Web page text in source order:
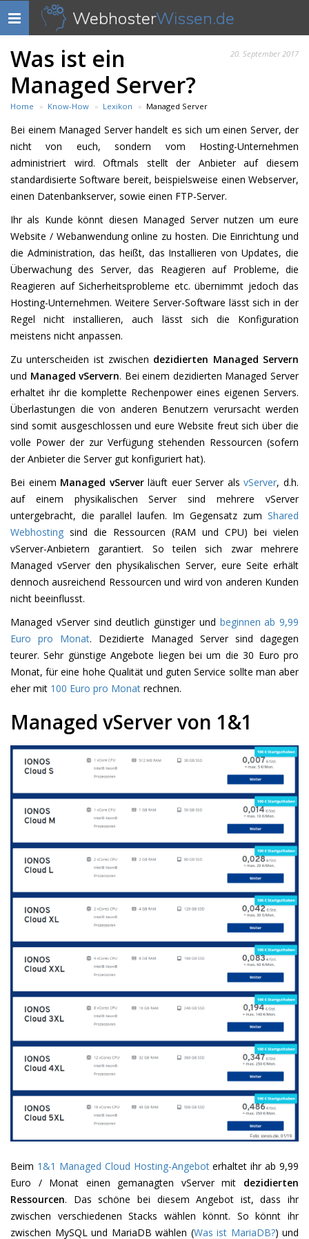
Navigation
anzeigen
WebhosterWissen.de
20. September 2017
Was ist ein
Managed Server?
Home Know-How Lexikon Managed Server
Bei einem Managed Server handelt es sich um einen Server, der
nicht von euch, sondern vom Hosting-Unternehmen
administriert wird. Oftmals stellt der Anbieter auf diesem
standardisierte Software bereit, beispielsweise einen Webserver,
einen Datenbankserver, sowie einen FTP-Server.
Ihr als Kunde könnt diesen Managed Server nutzen um eure
Website / Webanwendung online zu hosten. Die Einrichtung und
die Administration, das heißt, das Installieren von Updates, die
Überwachung des Server, das Reagieren auf Probleme, die
Reagieren auf Sicherheitsprobleme etc. übernimmt jedoch das
Hosting-Unternehmen. Weitere Server-Software lässt sich in der
Regel nicht installieren, auch lässt sich die Konfiguration
meistens nicht anpassen.
Zu unterscheiden ist zwischen dezidierten Managed Servern
und Managed vServern. Bei einem dezidierten Managed Server
erhaltet ihr die komplette Rechenpower eines eigenen Servers.
Überlastungen die von anderen Benutzern verursacht werden
sind somit ausgeschlossen und eure Website freut sich über die
volle Power der zur Verfügung stehenden Ressourcen (sofern
der Anbieter die Server gut konfiguriert hat).
Bei einem Managed vServerläuft euer Server alsvServer, d.h.
auf einem physikalischen Server sind mehrere vServer
untergebracht, die parallel laufen. Im Gegensatz zum Shared
Webhosting sind die Ressourcen (RAM und CPU) bei vielen
vServer-Anbietern garantiert. So teilen sich zwar mehrere
Managed vServer den physikalischen Server, eure Seite erhält
dennoch ausreichend Ressourcen und wird von anderen Kunden
nicht beeinflusst.
Managed vServer sind deutlich günstiger und beginnen ab 9,99
Euro pro Monat. Dezidierte Managed Server sind dagegen
teurer. Sehr günstige Angebote liegen bei um die 30 Euro pro
Monat, für eine hohe Qualität und guten Service sollte man aber
eher mit 100 Euro pro Monat rechnen.
Managed vServer von 1&1
Beim 1&1 Managed Cloud Hosting-Angeboterhaltet ihr ab 9,99
Euro / Monat einen gemanagten vServer mit dezidierten
Ressourcen. Das schöne bei diesem Angebot ist, dass ihr
zwischen verschiedenen Stacks wählen könnt. So könnt ihr
zwischen MySQL und MariaDB wählen (Was ist MariaDB?) und